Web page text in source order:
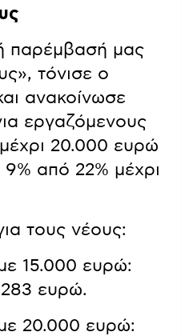
παρέμβασή μας
τόνισε ο
ανακοίνωσε
εργαζόμενους
20.000 ευρώ
από 22% μέχρι
τους νέους:
15.000 ευρώ:
ευρώ.
20.000 ευρώ: